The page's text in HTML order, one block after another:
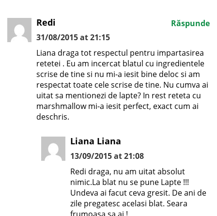
Redi
31/08/2015 at 21:15
Liana draga tot respectul pentru impartasirea
retetei . Eu am incercat blatul cu ingredientele
scrise de tine si nu mi-a iesit bine deloc si am
respectat toate cele scrise de tine. Nu cumva ai
uitat sa mentionezi de lapte? In rest reteta cu
marshmallow mi-a iesit perfect, exact cum ai
deschris.
Răspunde
Liana Liana
13/09/2015 at 21:08
Redi draga, nu am uitat absolut
nimic.La blat nu se pune Lapte !!!
Undeva ai facut ceva gresit. De ani de
zile pregatesc acelasi blat. Seara